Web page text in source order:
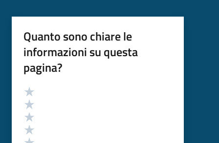
Quanto sono chiare le
informazioni su questa
pagina?
Valutazione